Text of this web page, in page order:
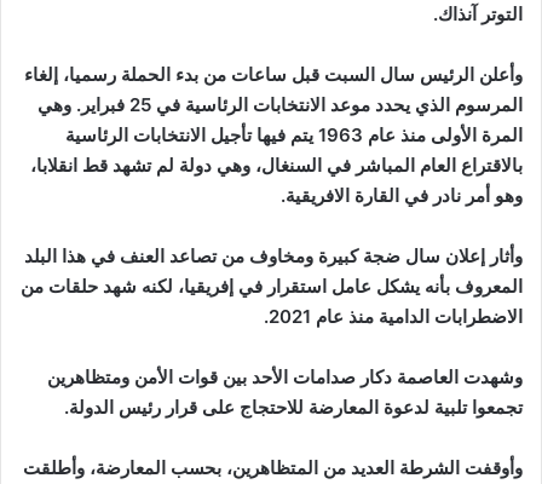
التوتر آنذاك.
وأعلن الرئيس سال السبت قبل ساعات من بدء الحملة رسميا، إلغاء
المرسوم الذي يحدد موعد الانتخابات الرئاسية في 25 فبراير. وهي
المرة الأولى منذ عام 1963 يتم فيها تأجيل الانتخابات الرئاسية
بالاقتراع العام المباشر في السنغال، وهي دولة لم تشهد قط انقلابا،
وهو أمر نادر في القارة الافريقية.
وأثار إعلان سال ضجة كبيرة ومخاوف من تصاعد العنف في هذا البلد
المعروف بأنه يشكل عامل استقرار في إفريقيا، لكنه شهد حلقات من
الاضطرابات الدامية منذ عام 2021.
وشهدت العاصمة دكار صدامات الأحد بين قوات الأمن ومتظاهرين
تجمعوا تلبية لدعوة المعارضة للاحتجاج على قرار رئيس الدولة.
وأوقفت الشرطة العديد من المتظاهرين، بحسب المعارضة، وأطلقت